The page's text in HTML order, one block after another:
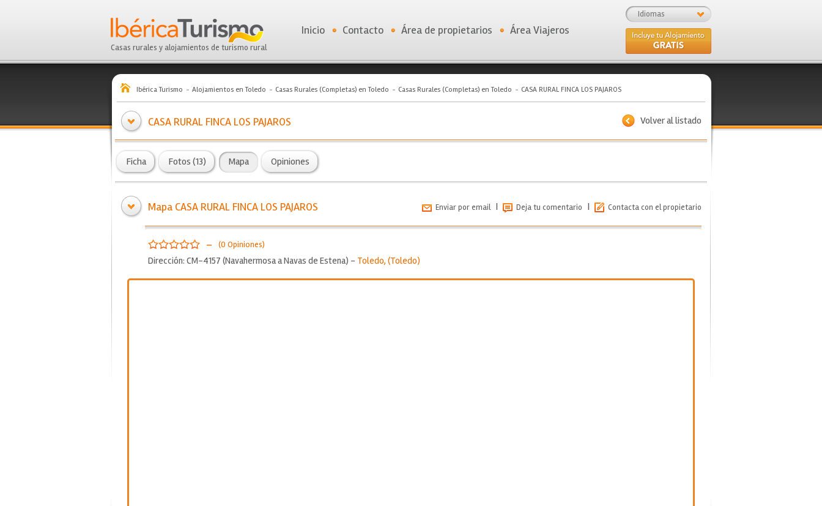
Casas rurales y alojamientos de turismo rural
Idiomas
Inicio Contacto Área de propietarios Área Viajeros
Ibérica Turismo Alojamientos en Toledo Casas Rurales (Completas) en Toledo Casas Rurales (Completas) en Toledo CASA RURAL FINCA LOS PAJAROS
Volver al listado
CASA RURAL FINCA LOS PAJAROS
Ficha Fotos (13) Mapa Opiniones
Mapa CASA RURAL FINCA LOS PAJAROS Enviar por email | Deja tu comentario | Contacta con el propietario
- (0 Opiniones)
Dirección: CM-4157 (Navahermosa a Navas de Estena) - Toledo, (Toledo)